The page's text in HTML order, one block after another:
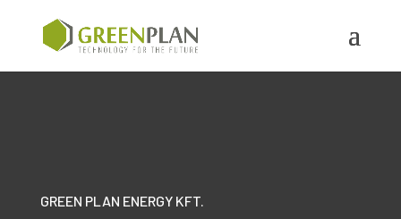
GREEN PLAN ENERGY KFT.